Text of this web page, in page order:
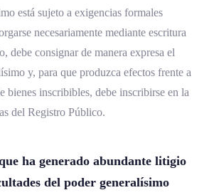
está sujeto a exigencias formales
necesariamente mediante escritura
debe consignar de manera expresa el
y, para que produzca efectos frente a
bienes inscribibles, debe inscribirse en la
del Registro Público.
ha generado abundante litigio
del poder generalísimo